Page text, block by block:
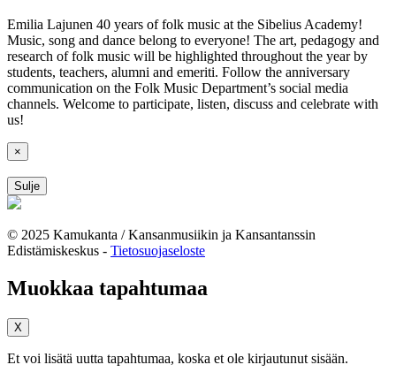
Emilia Lajunen 40 years of folk music at the Sibelius Academy!
Music, song and dance belong to everyone! The art, pedagogy and
research of folk music will be highlighted throughout the year by
students, teachers, alumni and emeriti. Follow the anniversary
communication on the Folk Music Department’s social media
channels. Welcome to participate, listen, discuss and celebrate with
us!
×
Sulje
© 2025 Kamukanta / Kansanmusiikin ja Kansantanssin
Edistämiskeskus - Tietosuojaseloste
Muokkaa tapahtumaa
X
Et voi lisätä uutta tapahtumaa, koska et ole kirjautunut sisään.